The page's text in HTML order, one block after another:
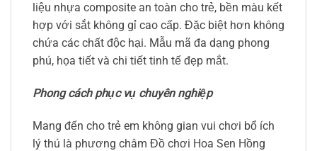
liệu nhựa composite an toàn cho trẻ, bền màu kết
hợp với sắt không gỉ cao cấp. Đặc biệt hơn không
chứa các chất độc hại. Mẫu mã đa dạng phong
phú, họa tiết và chi tiết tinh tế đẹp mắt.
Phong cách phục vụ chuyên nghiệp
Mang đến cho trẻ em không gian vui chơi bổ ích
lý thú là phương châm Đồ chơi Hoa Sen Hồng